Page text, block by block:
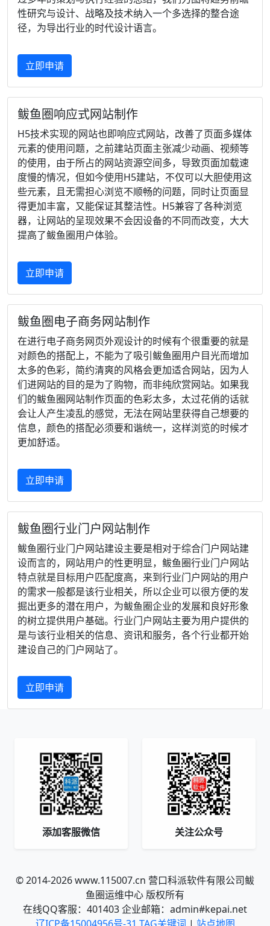
性研究与设计、战略及技术纳入一个多选择的整合途
径，为导出行业的时代设计语言。
立即申请
鲅鱼圈响应式网站制作
H5技术实现的网站也即响应式网站，改善了页面多媒体
元素的使用问题，之前建站页面主张减少动画、视频等
的使用，由于所占的网站资源空间多，导致页面加载速
度慢的情况，但如今使用H5建站，不仅可以大胆使用这
些元素，且无需担心浏览不顺畅的问题，同时让页面显
得更加丰富，又能保证其整洁性。H5兼容了各种浏览
器，让网站的呈现效果不会因设备的不同而改变，大大
提高了鲅鱼圈用户体验。
立即申请
鲅鱼圈电子商务网站制作
在进行电子商务网页外观设计的时候有个很重要的就是
对颜色的搭配上，不能为了吸引鲅鱼圈用户目光而增加
太多的色彩，简约清爽的风格会更加适合网站，因为人
们进网站的目的是为了购物，而非纯欣赏网站。如果我
们的鲅鱼圈网站制作页面的色彩太多，太过花俏的话就
会让人产生凌乱的感觉，无法在网站里获得自己想要的
信息，颜色的搭配必须要和谐统一，这样浏览的时候才
更加舒适。
立即申请
鲅鱼圈行业门户网站制作
鲅鱼圈行业门户网站建设主要是相对于综合门户网站建
设而言的，网站用户的性更明显，鲅鱼圈行业门户网站
特点就是目标用户匹配度高，来到行业门户网站的用户
的需求一般都是该行业相关，所以企业可以很方便的发
掘出更多的潜在用户，为鲅鱼圈企业的发展和良好形象
的树立提供用户基础。行业门户网站主要为用户提供的
是与该行业相关的信息、资讯和服务，各个行业都开始
建设自己的门户网站了。
立即申请
添加客服微信 关注公众号
© 2014-2026 www.115007.cn 营口科派软件有限公司鲅
鱼圈运维中心 版权所有
在线QQ客服：401403 企业邮箱：admin#kepai.net